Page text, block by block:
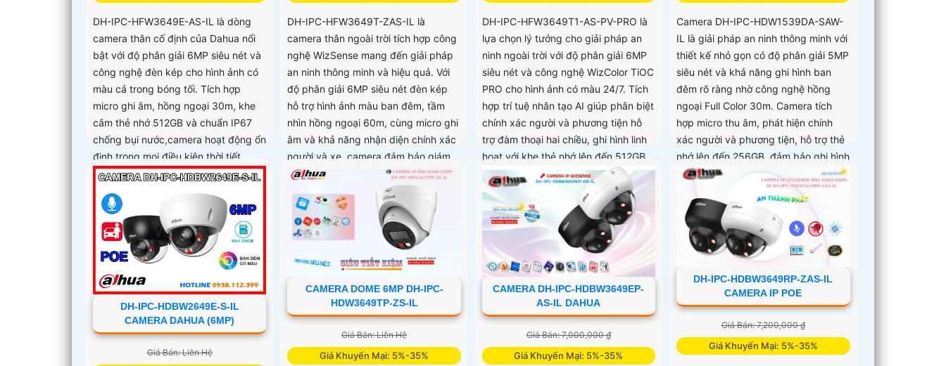
DH-IPC-HFW3649E-AS-IL là dòng
camera thân cố định của Dahua nổi
bật với độ phân giải 6MP siêu nét và
công nghệ đèn kép cho hình ảnh có
màu cả trong bóng tối. Tích hợp
micro ghi âm, hồng ngoại 30m, khe
cắm thẻ nhớ 512GB và chuẩn IP67
chống bụi nước,camera hoạt động ổn
định trong mọi điều kiện thời tiết
DH-IPC-HFW3649T-ZAS-IL là
camera thân ngoài trời tích hợp công
nghệ WizSense mang đến giải pháp
an ninh thông minh và hiệu quả. Với
độ phân giải 6MP siêu nét đèn kép
hỗ trợ hình ảnh màu ban đêm, tầm
nhìn hồng ngoại 60m, cùng micro ghi
âm và khả năng nhận diện chính xác
người và xe, camera đảm bảo giám
sát chuẩn xác 24/7 hỗ trợ POE, khe
thẻ nhớ lên đến 512GB và chuẩn
chống nước IP67
DH-IPC-HFW3649T1-AS-PV-PRO là
lựa chọn lý tưởng cho giải pháp an
ninh ngoài trời với độ phân giải 6MP
siêu nét và công nghệ WizColor TiOC
PRO cho hình ảnh có màu 24/7. Tích
hợp trí tuệ nhân tạo AI giúp phân biệt
chính xác người và phương tiện hỗ
trợ đàm thoại hai chiều, ghi hình linh
hoạt với khe thẻ nhớ lên đến 512GB
Camera DH-IPC-HDW1539DA-SAW-
IL là giải pháp an ninh thông minh với
thiết kế nhỏ gọn có độ phân giải 5MP
siêu nét và khả năng ghi hình ban
đêm rõ ràng nhờ công nghệ hồng
ngoại Full Color 30m. Camera tích
hợp micro thu âm, phát hiện chính
xác người và phương tiện, hỗ trợ thẻ
nhớ lên đến 256GB, đảm bảo ghi hình
liên tục và hiệu quả
DH-IPC-HDBW2649E-S-IL
CAMERA DAHUA (6MP)
Giá Bán: Liên Hệ
CAMERA DOME 6MP DH-IPC-
HDW3649TP-ZS-IL
Giá Bán: Liên Hệ
Giá Khuyến Mại: 5%-35%
CAMERA DH-IPC-HDBW3649EP-
AS-IL DAHUA
Giá Bán: 7,000,000 ₫
Giá Khuyến Mại: 5%-35%
DH-IPC-HDBW3649RP-ZAS-IL
CAMERA IP POE
Giá Bán: 7,200,000 ₫
Giá Khuyến Mại: 5%-35%